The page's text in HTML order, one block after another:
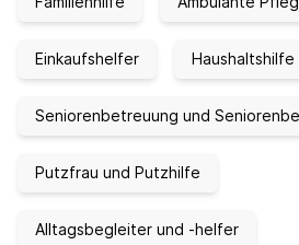
Einkaufshelfer Haushaltshilfe
Seniorenbetreuung und
Putzfrau und Putzhilfe
Alltagsbegleiter und -helfer